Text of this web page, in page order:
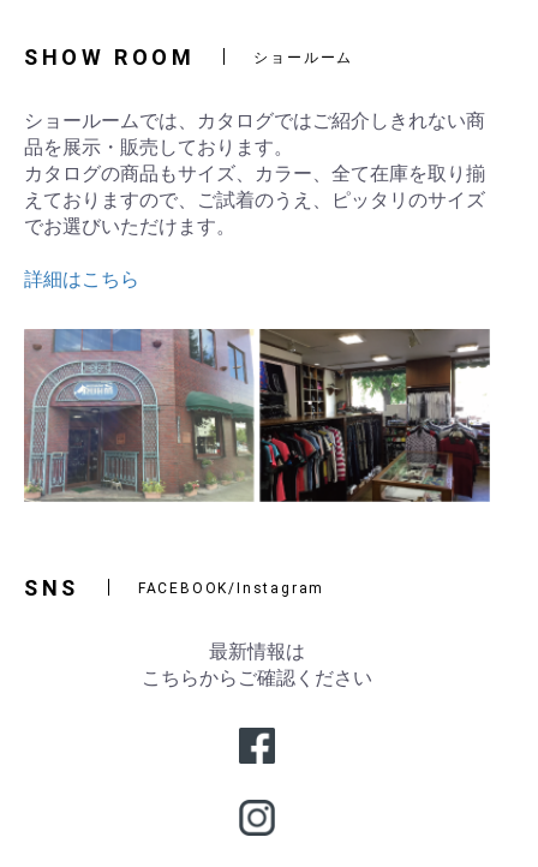
SHOW ROOM ショールーム
ショールームでは、カタログではご紹介しきれない商
品を展示・販売しております。
カタログの商品もサイズ、カラー、全て在庫を取り揃
えておりますので、ご試着のうえ、ピッタリのサイズ
でお選びいただけます。
詳細はこちら
SNS FACEBOOK/Instagram
最新情報は
こちらからご確認ください